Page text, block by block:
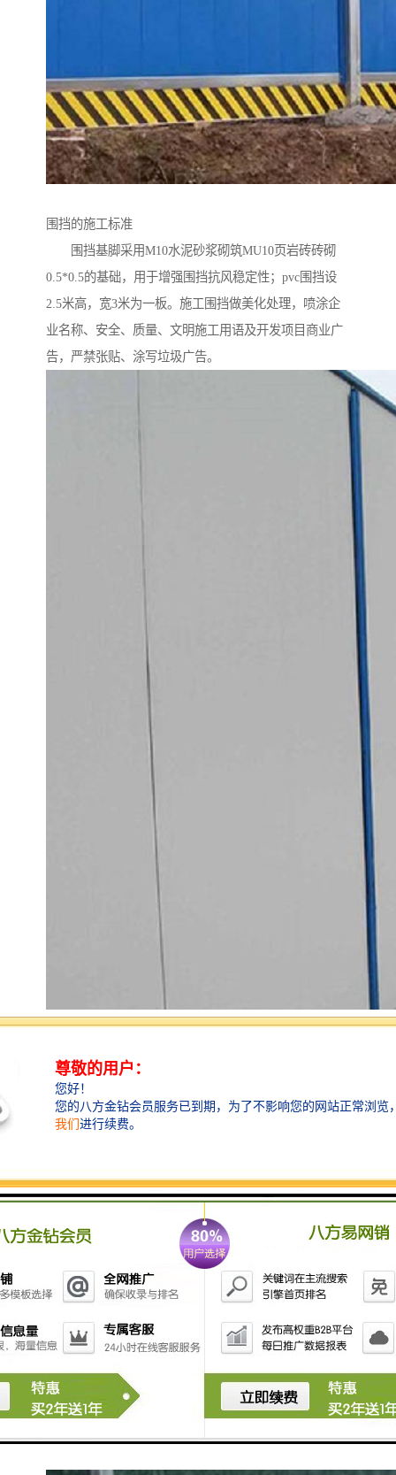
围挡的施工标准
围挡基脚采用M10水泥砂浆砌筑MU10页岩砖砖砌
0.5*0.5的基础，用于增强围挡抗风稳定性；pvc围挡设
2.5米高，宽3米为一板。施工围挡做美化处理，喷涂企
业名称、安全、质量、文明施工用语及开发项目商业广
告，严禁张贴、涂写垃圾广告。
建筑围挡是应用较为普遍的商业宣传手段，主要适用于
楼盘开发方面，成为楼盘开发必不可少的宣传手段。
建筑围挡要求整体色彩鲜艳、吸引人，布局要求层次清
楚、直白、短小精悍